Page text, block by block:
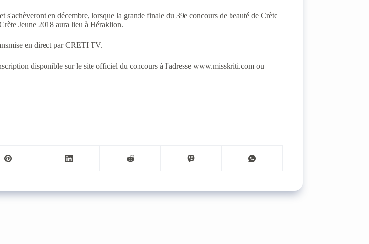
s'achèveront en décembre, lorsque la grande finale du 39e concours de beauté de Crète
Jeune 2018 aura lieu à Héraklion.
en direct par CRETI TV.
disponible sur le site officiel du concours à l'adresse www.misskriti.com ou